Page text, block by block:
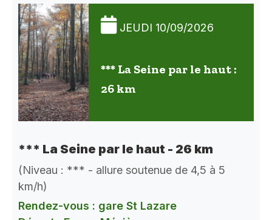
JEUDI 10/09/2026
*** La Seine par le haut :
26 km
*** La Seine par le haut - 26 km
(Niveau : *** - allure soutenue de 4,5 à 5
km/h)
Rendez-vous : gare St Lazare